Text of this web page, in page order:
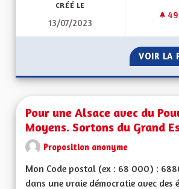
CRÉÉ LE
13/07/2023
49
VOIR LA
Pour une Alsace avec du
Moyens. Sortons du Grand
Proposition anonyme
Mon Code postal (ex : 68 000) :
dans une vraie démocratie avec des